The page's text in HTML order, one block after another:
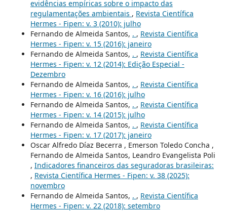
evidências empíricas sobre o impacto das
regulamentações ambientais , Revista Científica
Hermes - Fipen: v. 3 (2010): julho
Fernando de Almeida Santos, . , Revista Científica
Hermes - Fipen: v. 15 (2016): janeiro
Fernando de Almeida Santos, . , Revista Científica
Hermes - Fipen: v. 12 (2014): Edição Especial -
Dezembro
Fernando de Almeida Santos, . , Revista Científica
Hermes - Fipen: v. 16 (2016): julho
Fernando de Almeida Santos, . , Revista Científica
Hermes - Fipen: v. 14 (2015): julho
Fernando de Almeida Santos, . , Revista Científica
Hermes - Fipen: v. 17 (2017): janeiro
Oscar Alfredo Díaz Becerra , Emerson Toledo Concha ,
Fernando de Almeida Santos, Leandro Evangelista Poli
, Indicadores financeiros das seguradoras brasileiras:
, Revista Científica Hermes - Fipen: v. 38 (2025):
novembro
Fernando de Almeida Santos, . , Revista Científica
Hermes - Fipen: v. 22 (2018): setembro